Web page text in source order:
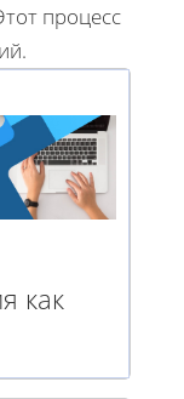
процесс
как